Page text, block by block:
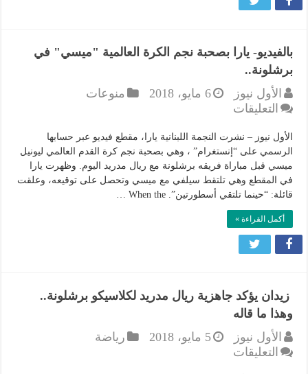
بالفيديو- يارا بصحبة نجم الكرة العالمية "ميسي" في
برشلونة..
الأول نيوز
6 مايو، 2018
منوعات
التعليقات
يارا
بصحبة
نجم
الكرة
العالمية
"ميسي"
في
الأول نيوز – نشرت النجمة اللبنانية يارا، مقطع فيديو عبر حسابها
الرسمي على “إنستغرام” ، وهي بصحبة نجم كرة القدم العالمي ليونيل
ميسي قبل مباراة فريقه برشلونة مع ريال مدريد اليوم. وظهرت يارا
في المقطع وهي تلتقط سيلفي مع ميسي وتحصل على توقيعه، وعلقت
قائلة: “حينما تلتقي أسطورتين”. When the …
أكمل القراءة »
زيدان يؤكد جاهزية ريال مدريد لكلاسيكو برشلونة..
وهذا ما قاله
الأول نيوز
5 مايو، 2018
رياضة
التعليقات